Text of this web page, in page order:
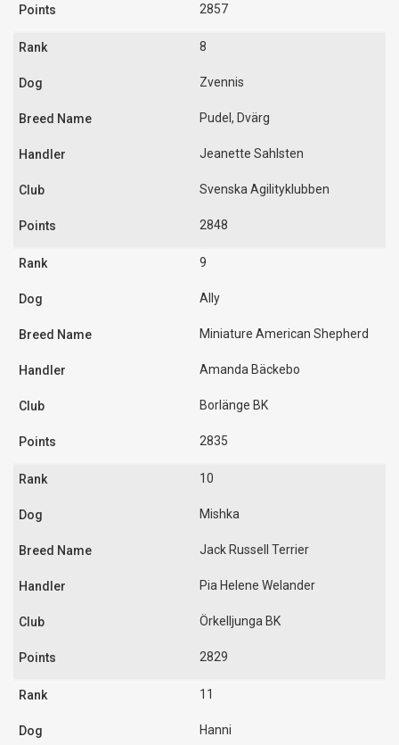
2857
8
Zvennis
Pudel, Dvärg
Jeanette Sahlsten
Svenska Agilityklubben
2848
9
Ally
Miniature American Shepherd
Amanda Bäckebo
Borlänge BK
2835
10
Mishka
Jack Russell Terrier
Pia Helene Welander
Örkelljunga BK
2829
11
Hanni